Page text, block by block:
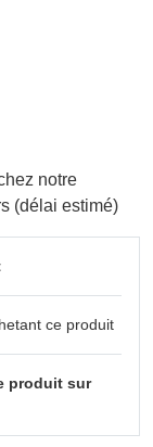
notre
(délai estimé)
ce produit
produit sur